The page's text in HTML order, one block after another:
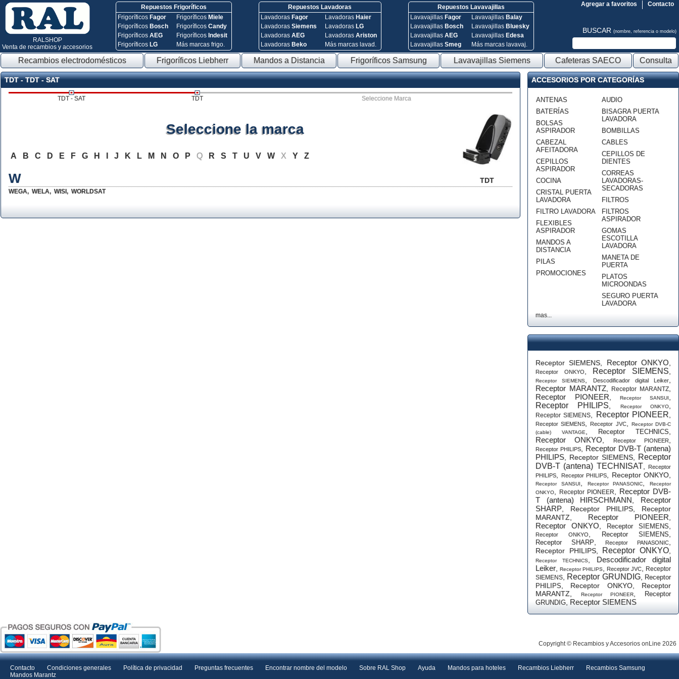
RALSHOP
Venta de recambios y accesorios
Repuestos Frigoríficos
Frigoríficos Fagor
Frigoríficos Bosch
FrigoríficosAEG
Frigoríficos LG
Frigoríficos Miele
FrigoríficosCandy
Frigoríficos Indesit
Más marcas frigo.
Repuestos Lavadoras
Lavadoras Fagor
Lavadoras Siemens
Lavadoras AEG
Lavadoras Beko
Lavadoras Haier
Lavadoras LG
Lavadoras Ariston
Más marcas lavad.
Repuestos Lavavajillas
Lavavajillas Fagor
Lavavajillas Bosch
Lavavajillas AEG
Lavavajillas Smeg
Lavavajillas Balay
Lavavajillas Bluesky
Lavavajillas Edesa
Más marcas lavavaj.
Contacto
Agregar a favoritos
BUSCAR (nombre, referencia o modelo)
Recambios electrodomésticos Frigoríficos Liebherr Mandos a Distancia Frigoríficos Samsung Lavavajillas Siemens Cafeteras SAECO Consulta
TDT - TDT - SAT
TDT - SAT TDT Seleccione Marca
TDT
Seleccione la marca
A B C D E F G H J K L M N O P Q R S T U V W X Y Z
W
WEGA, WELA, WISI , WORLDSAT
ACCESORIOS POR CATEGORÍAS
ANTENAS
BATERÍAS
BOLSAS
ASPIRADOR
CABEZAL
AFEITADORA
CEPILLOS
ASPIRADOR
COCINA
CRISTAL PUERTA
LAVADORA
FILTRO LAVADORA
FLEXIBLES
ASPIRADOR
MANDOS A
DISTANCIA
PILAS
PROMOCIONES
AUDIO
BISAGRA PUERTA
LAVADORA
BOMBILLAS
CABLES
CEPILLOS DE
DIENTES
CORREAS
LAVADORAS-
SECADORAS
FILTROS
FILTROS
ASPIRADOR
GOMAS
ESCOTILLA
LAVADORA
MANETA DE
PUERTA
PLATOS
MICROONDAS
SEGURO PUERTA
LAVADORA
mas...
Receptor SIEMENS Receptor ONKYO
Receptor ONKYO Receptor SIEMENS
Receptor SIEMENS Descodificador digital Leiker
Receptor MARANTZ, Receptor MARANTZ
Receptor PIONEER ,Receptor SANSUI
Receptor PHILIPS Receptor ONKYO
Receptor SIEMENS Receptor PIONEER
Receptor SIEMENS ,Receptor JVC,
Receptor DVB-C
(cable) VANTAGE
Receptor TECHNICS
Receptor ONKYO Receptor PIONEER
Receptor PHILIPS
Receptor DVB-T (antena)
PHILIPS
Receptor SIEMENS
Receptor
DVB-T (antena) TECHNISAT,Receptor
PHILIPS
Receptor PHILIPS Receptor ONKYO
Receptor SANSUI Receptor PANASONIC
Receptor
ONKYO
Receptor PIONEER
Receptor DVB-
T (antena) HIRSCHMANN
Receptor
SHARP
Receptor PHILIPS
Receptor
MARANTZ
Receptor PIONEER
Receptor ONKYO Receptor SIEMENS
Receptor ONKYO Receptor SIEMENS
Receptor SHARP ,Receptor PANASONIC
Receptor PHILIPS, Receptor ONKYO
Receptor TECHNICS
Descodificador digital
Leiker
Receptor PHILIPS Receptor JVC
Receptor
SIEMENS
Receptor GRUNDIG,
Receptor
PHILIPS
Receptor ONKYO, Receptor
MARANTZ
Receptor PIONEER
Receptor
GRUNDIG Receptor SIEMENS
Copyright © Recambios y Accesorios onLine 2026
Contacto Condiciones generales Política de privacidad Preguntas frecuentes Encontrar nombre del modelo Sobre RAL Shop Ayuda Mandos para hoteles Recambios Liebherr
Recambios Samsung
Mandos Marantz